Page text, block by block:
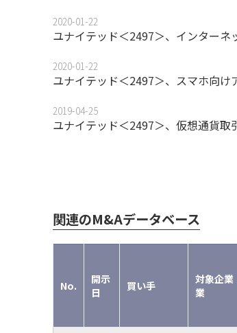
2020-01-22
ユナイテッド＜2497＞、インター
2020-01-22
ユナイテッド＜2497＞、スマホ向
2019-04-25
ユナイテッド＜2497＞、仮想通貨取
関連のM&Aデータベース
No.
開示
日
買い手
対象企業
業